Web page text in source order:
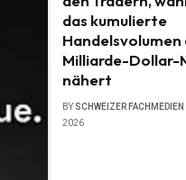
das kumulierte
Handelsvolumen
Milliarde-Dollar-
nähert
BY SCHWEIZER FACHMEDIEN
2026